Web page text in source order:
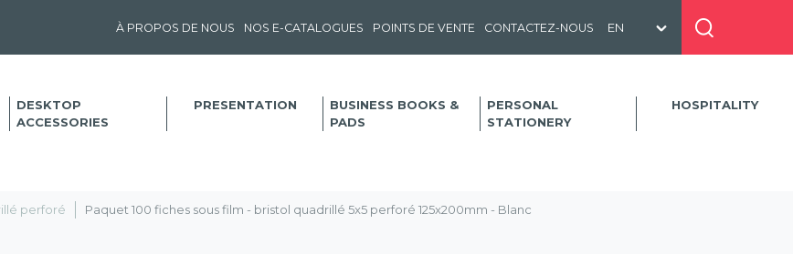
À PROPOS DE NOUS NOS E-CATALOGUES POINTS DE VENTE CONTACTEZ-NOUS
DESKTOP
ACCESSORIES
PRESENTATION
BUSINESS BOOKS &
PADS
PERSONAL
STATIONERY
HOSPITALITY
perforé Paquet 100 fiches sous film - bristol quadrillé 5x5 perforé 125x200mm - Blanc